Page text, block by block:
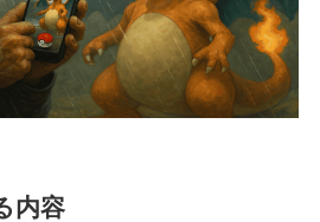
内容